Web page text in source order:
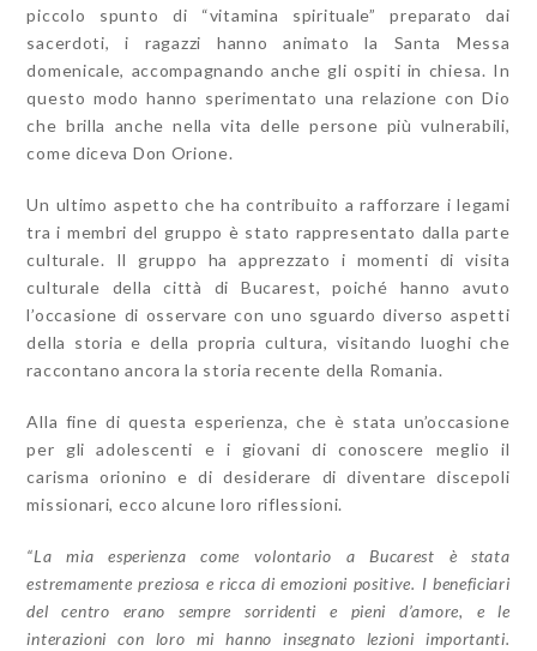
piccolo spunto di “vitamina spirituale” preparato dai
sacerdoti, i ragazzi hanno animato la Santa Messa
domenicale, accompagnando anche gli ospiti in chiesa. In
questo modo hanno sperimentato una relazione con Dio
che brilla anche nella vita delle persone più vulnerabili,
come diceva Don Orione.
Un ultimo aspetto che ha contribuito a rafforzare i legami
tra i membri del gruppo è stato rappresentato dalla parte
culturale. Il gruppo ha apprezzato i momenti di visita
culturale della città di Bucarest, poiché hanno avuto
l’occasione di osservare con uno sguardo diverso aspetti
della storia e della propria cultura, visitando luoghi che
raccontano ancora la storia recente della Romania.
Alla fine di questa esperienza, che è stata un’occasione
per gli adolescenti e i giovani di conoscere meglio il
carisma orionino e di desiderare di diventare discepoli
missionari, ecco alcune loro riflessioni.
“La mia esperienza come volontario a Bucarest è stata
estremamente preziosa e ricca di emozioni positive. I beneficiari
del centro erano sempre sorridenti e pieni d’amore, e le
interazioni con loro mi hanno insegnato lezioni importanti.